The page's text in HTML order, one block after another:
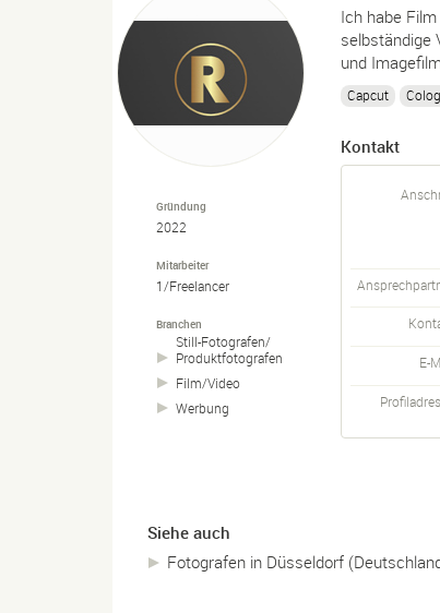
Gründung
2022
Mitarbeiter
1/Freelancer
Branchen
Still-Fotografen/
Produktfotografen
Film/Video
Werbung
Ich habe
selbständige
und
Capcut
Kontakt
E-
Siehe auch
Fotografen in Düsseldorf